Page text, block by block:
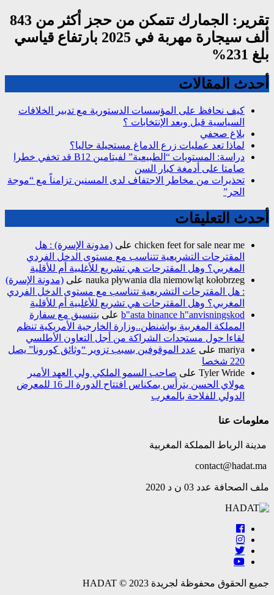
تقرير: الجمارك تتمكن من حجز أكثر من 843
ألف سيجارة مهربة في 2025 بارتفاع قياسي
بلغ 231%
أحدث المقالات
كيف نحافظ على المؤسسات الدستورية مع تدبير الخلافات
السياسية قبل وبعد الإنتخابات ؟
بلاغ صحفي
لماذا تعد عمليات زرع الدماغ مستحيلة حاليا؟
دراسة: المستويات “الطبيعية” لفيتامين B12 قد تخفي خطرا
صامتا على أدمغة كبار السن
تحذيرات من مخاطر الاجتفاف لدى المسنين تزامناً مع “موجة
الحر”
أحدث التعليقات
chicken feet for sale near me على (مدونة الإسرة) : هل
المقترحات التشريعية تتناسب مع مستوى الدخل الفردي
المغربي؟ وهل المقترحات هي تشريع للأغلبية أم للأقلية
nauka pływania dla niemowląt kołobrzeg على (مدونة الإسرة)
: هل المقترحات التشريعية تتناسب مع مستوى الدخل الفردي
المغربي؟ وهل المقترحات هي تشريع للأغلبية أم للأقلية
b"asta binance h"anvisningskod على بتنسيق مع سفارة
المملكة المغربية بواشنطن..وزارة الخارجية الأمريكية تنظم
لقاءا حول مستجدات الشراكة من أجل التعاون الأطلسي
mariya على عدد الموقوفين بسبب تزوير “وثائق كورونا” يصل
220 شخصا
Tyler Wride على صاحب السمو الملكي ولي العهد الأمير
مولاي الحسن يترأس بمكناس افتتاح الدورة الـ 16 للمعرض
الدولي للفلاحة بالمغرب
معلومات عنا
مدينة الرباط المملكة المغربية
ملف الصحافة عدد 03 ن د 2020
جميع الحقوق محفوظة لجريدة HADAT © 2023